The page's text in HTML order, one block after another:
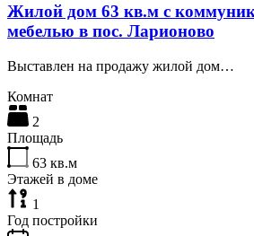
Жилой дом 63 кв.м с
мебелью в пос. Ларионово
Выставлен на продажу жилой дом…
Комнат
2
Площадь
63 кв.м
Этажей в доме
1
Год постройки